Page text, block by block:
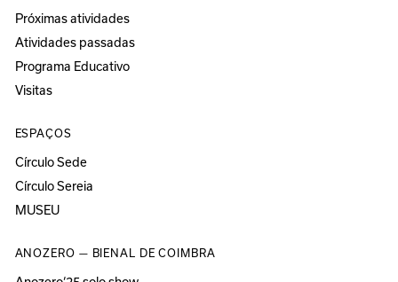
Próximas atividades
Atividades passadas
Programa Educativo
Visitas
ESPAÇOS
Círculo Sede
Círculo Sereia
MUSEU
ANOZERO — BIENAL DE COIMBRA